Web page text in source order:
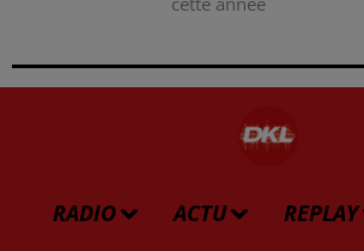
RADIO ACTU REPLAY